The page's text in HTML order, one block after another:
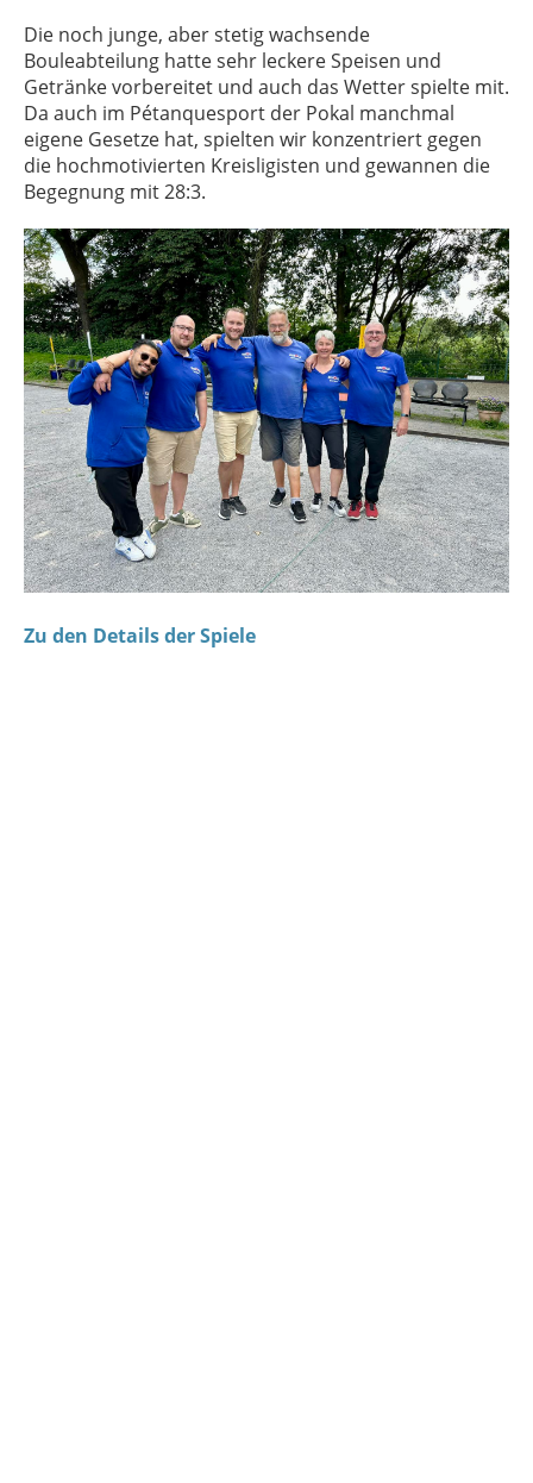
Die noch junge, aber stetig wachsende
Bouleabteilung hatte sehr leckere Speisen und
Getränke vorbereitet und auch das Wetter spielte mit.
Da auch im Pétanquesport der Pokal manchmal
eigene Gesetze hat, spielten wir konzentriert gegen
die hochmotivierten Kreisligisten und gewannen die
Begegnung mit 28:3.
Zu den Details der Spiele